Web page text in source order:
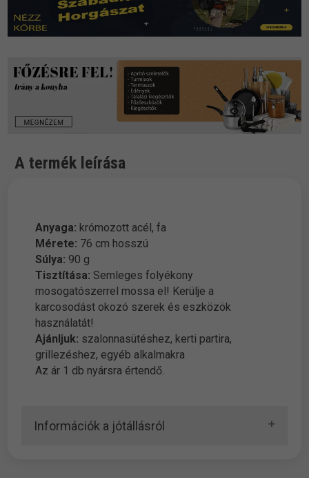
A termék leírása
Anyaga:krómozott acél, fa
Mérete: 76 cm hosszú
Súlya: 90 g
Tisztítása: Semleges folyékony
mosogatószerrel mossa el! Kerülje a
karcosodást okozó szerek és eszközök
használatát!
Ajánljuk: szalonnasütéshez, kerti partira,
grillezéshez, egyéb alkalmakra
Az ár 1 db nyársra értendő.
Információk a jótállásról